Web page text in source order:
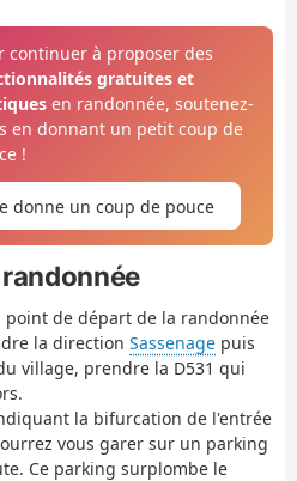
continuer à proposer des
gratuites et
en randonnée, soutenez-
en donnant un petit coup de
!
donne un coup de pouce
point de départ de la randonnée
la direction Sassenage puis
village, prendre la D531 qui
la bifurcation de l'entrée
vous garer sur un parking
Ce parking surplombe le